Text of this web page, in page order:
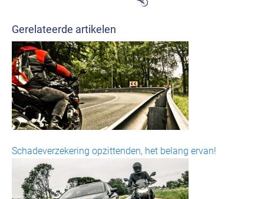
Gerelateerde artikelen
Schadeverzekering opzittenden, het belang ervan!